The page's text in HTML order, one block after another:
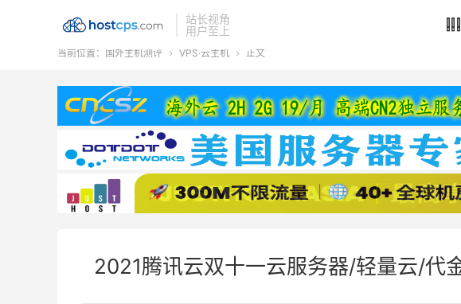
站长视角
用户至上

当前位置： 国外主机测评  VPS·云主机  正文
2021腾讯云双十一云服务器/轻量云/代